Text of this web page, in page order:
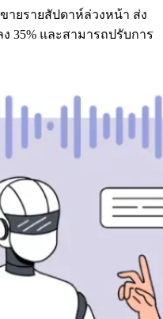
ายรายสัปดาห์ล่วงหน้า ส่ง
35% และสามารถปรับการ